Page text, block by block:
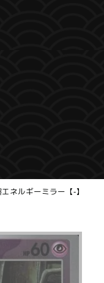
ネルギーミラー【-】